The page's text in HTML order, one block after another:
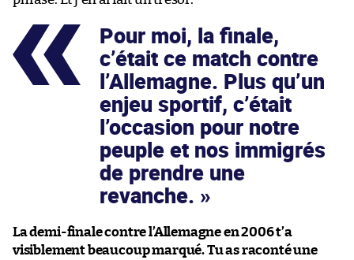
Pour moi, la finale,
c’était ce match contre
l’Allemagne. Plus qu’un
enjeu sportif, c’était
l’occasion pour notre
peuple et nos immigrés
de prendre une
revanche.
La demi-finale contre l’Allemagne en 2006 t’a
visiblement beaucoup marqué. Tu as raconté une